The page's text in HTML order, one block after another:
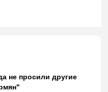
не просили другие